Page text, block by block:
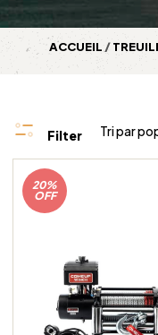
ACCUEIL /
Filter Tri par
20%
OFF